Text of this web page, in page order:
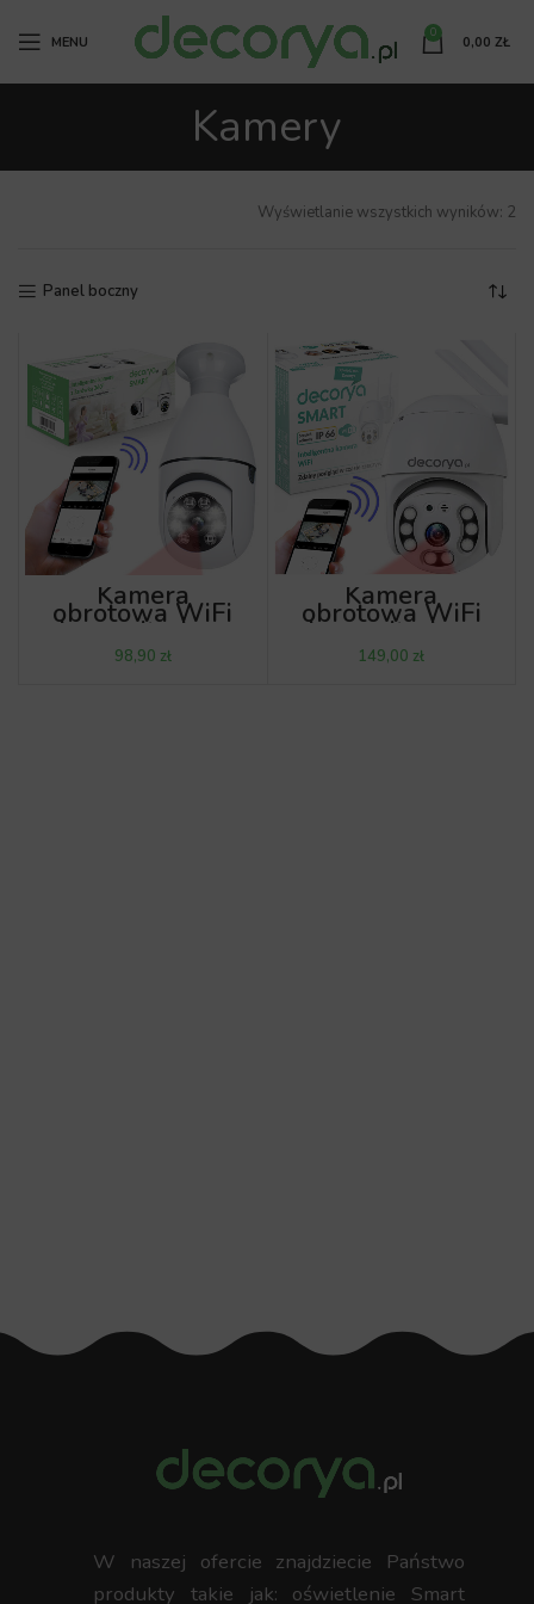
MENU
0
0,00 ZŁ
Kamery
Wyświetlanie wszystkich wyników: 2
Panel boczny
Kamera
obrotowa WiFi
do monitoringu
domu DCZ01
zł
Kamera
obrotowa WiFi
do monitoringu
domu DC01
zł
W naszej ofercie znajdziecie Państwo
produkty takie jak: oświetlenie Smart